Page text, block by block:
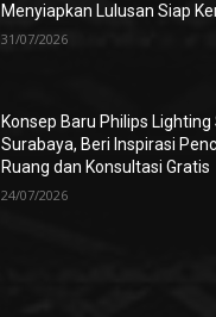
Menyiapkan Lulusan Siap
31/07/2026
Konsep Baru Philips Lighting
Surabaya, Beri Inspirasi
Ruang dan Konsultasi Gratis
24/07/2026